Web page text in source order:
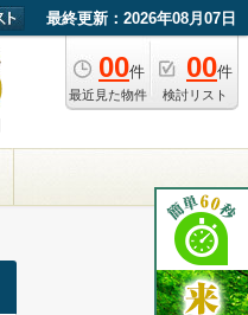
最終更新：2026年08月07日
00件
最近見た物件
00件
検討リスト